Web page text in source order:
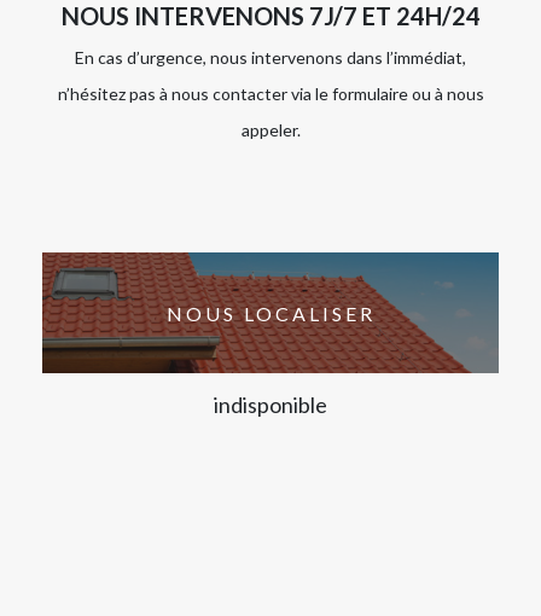
NOUS INTERVENONS 7J/7 ET 24H/24
En cas d’urgence, nous intervenons dans l’immédiat,
n’hésitez pas à nous contacter via le formulaire ou à nous
appeler.
NOUS LOCALISER
indisponible